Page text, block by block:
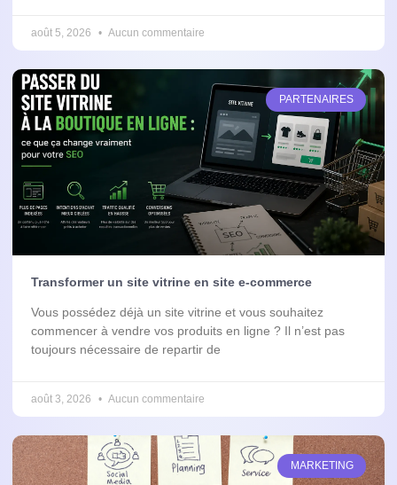
août 5, 2026 Aucun commentaire
PARTENAIRES
Transformer un site vitrine en site e-commerce
Vous possédez déjà un site vitrine et vous souhaitez
commencer à vendre vos produits en ligne ? Il n’est pas
toujours nécessaire de repartir de
août 3, 2026 Aucun commentaire
MARKETING